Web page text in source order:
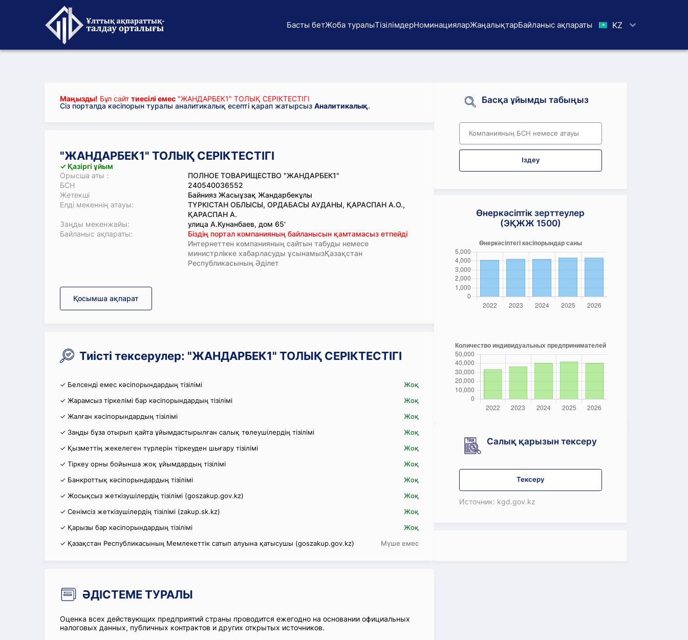
Басты бетЖоба туралыТізілімдерНоминацияларЖаңалықтарБайланыс ақпараты KZ
Маңызды! Бұл сайт тиесілі емес "ЖАНДАРБЕК1" ТОЛЫҚ СЕРІКТЕСТІГІ
Сіз порталда кәсіпорын туралы аналитикалық есепті қарап жатырсыз Аналитикалық.
"ЖАНДАРБЕК1" ТОЛЫҚ СЕРІКТЕСТІГІ
✓ Қазіргі ұйым
Орысша аты :
ПОЛНОЕ ТОВАРИЩЕСТВО "ЖАНДАРБЕК1"
БСН
240540036552
Жетекші
Байнияз Жасыұзақ Жандарбекұлы
Елді мекеннің атауы:
ТҮРКІСТАН ОБЛЫСЫ, ОРДАБАСЫ АУДАНЫ, ҚАРАСПАН А.О.,
ҚАРАСПАН А.
Заңды мекенжайы:
улица А.Кунанбаев, дом 65'
Байланыс ақпараты:
Біздің портал компанияның байланысын қамтамасыз етпейді
Интернеттен компанияның сайтын табуды немесе
министрлікке хабарласуды ұсынамызҚазақстан
Республикасының Әділет
Қосымша ақпарат
Тиісті тексерулер: "ЖАНДАРБЕК1" ТОЛЫҚ СЕРІКТЕСТІГІ
✓ Белсенді емес кәсіпорындардың тізілімі
Жоқ
✓ Жарамсыз тіркелімі бар кәсіпорындардың тізілімі
Жоқ
✓ Жалған кәсіпорындардың тізілімі
Жоқ
✓ Заңды бұза отырып қайта ұйымдастырылған салық төлеушілердің тізілімі
Жоқ
✓ Қызметтің жекелеген түрлерін тіркеуден шығару тізілімі
Жоқ
✓ Тіркеу орны бойынша жоқ ұйымдардың тізілімі
Жоқ
✓ Банкроттық кәсіпорындардың тізілімі
Жоқ
✓ Жосықсыз жеткізушілердің тізілімі (goszakup.gov.kz)
Жоқ
✓ Сенімсіз жеткізушілердің тізілімі (zakup.sk.kz)
Жоқ
✓ Қарызы бар кәсіпорындардың тізілімі
Жоқ
✓ Қазақстан Республикасының Мемлекеттік сатып алуына қатысушы (goszakup.gov.kz)
Мүше емес
ӘДІСТЕМЕ ТУРАЛЫ
Оценка всех действующих предприятий страны проводится ежегодно на основании официальных
налоговых данных, публичных контрактов и других открытых источников.
Басқа ұйымды табыңыз
Іздеу
Өнеркәсіптік зерттеулер
(ЭҚЖЖ 1500)
Салық қарызын тексеру
Тексеру
Источник: kgd.gov.kz